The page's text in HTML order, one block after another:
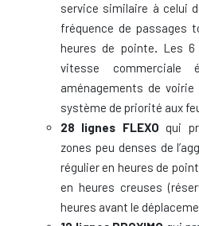
service similaire à celui
fréquence de passages
heures de pointe. Les 6
vitesse commerciale
aménagements de voirie
système de priorité aux
28 lignes FLEXO qui
zones peu denses de
régulier en heures de
en heures creuses
heures avant le